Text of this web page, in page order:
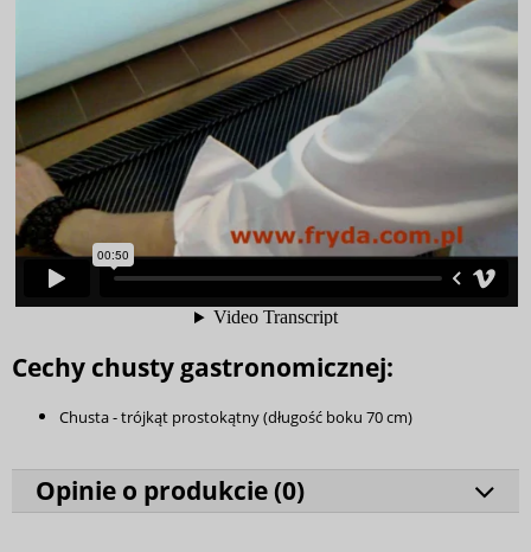
Cechy chusty gastronomicznej:
Chusta - trójkąt prostokątny (długość boku 70 cm)
Opinie o produkcie (0)